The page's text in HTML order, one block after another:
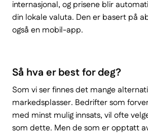
internasjonal, og prisene blir
din lokale valuta. Den er basert på
også en mobil-app.
Så hva er best for deg?
Som vi ser finnes det mange
markedsplasser. Bedrifter som
med minst mulig innsats, vil ofte
som dette. Men de som er opptatt